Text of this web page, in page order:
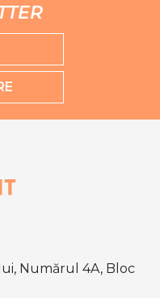
Numărul 4A, Bloc